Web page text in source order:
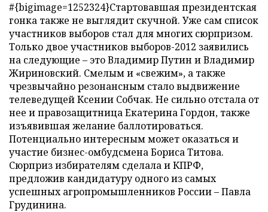
#{bigimage=1252324}Стартовавшая президентская
гонка также не выглядит скучной. Уже сам список
участников выборов стал для многих сюрпризом.
Только двое участников выборов-2012 заявились
на следующие – это Владимир Путин и Владимир
Жириновский. Смелым и «свежим», а также
чрезвычайно резонансным стало выдвижение
телеведущей Ксении Собчак. Не сильно отстала от
нее и правозащитница Екатерина Гордон, также
изъявившая желание баллотироваться.
Потенциально интересным может оказаться и
участие бизнес-омбудсмена Бориса Титова.
Сюрприз избирателям сделала и КПРФ,
предложив кандидатуру одного из самых
успешных агропромышленников России – Павла
Грудинина.